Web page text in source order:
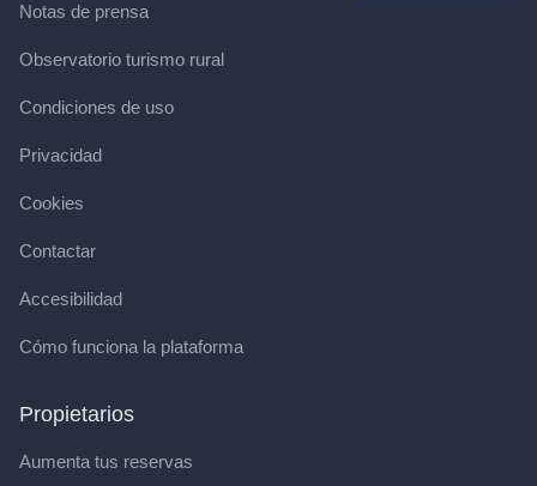
Notas de prensa
Observatorio turismo rural
Condiciones de uso
Privacidad
Cookies
Contactar
Accesibilidad
Cómo funciona la plataforma
Propietarios
Aumenta tus reservas